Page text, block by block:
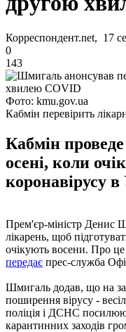
Корреспондент.net, 17
0
143
Фото: kmu.gov.ua
Кабмін перевірить
Кабмін
осені, коли
коронавірусу
Прем'єр-міністр Денис
лікарень, щоб
очікують восени. Про це
передає прес-служба
Шмигаль додав, що на
поширення вірусу -
поліція і ДСНС
карантинних заходів